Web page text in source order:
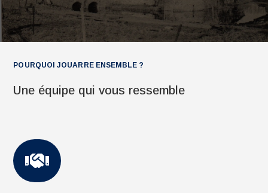
POURQUOI JOUARRE ENSEMBLE ?
Une équipe qui vous ressemble
